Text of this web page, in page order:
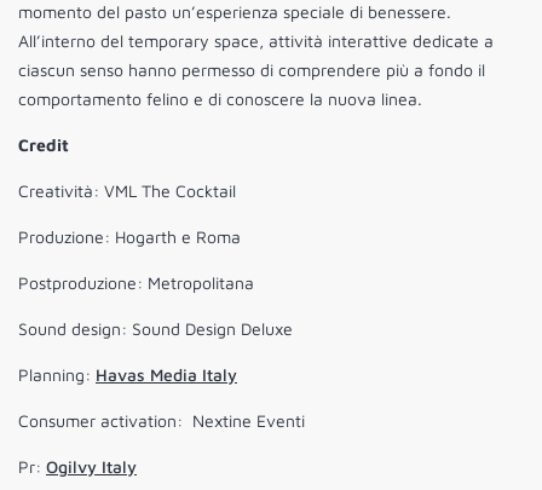
momento del pasto un’esperienza speciale di benessere.
All’interno del temporary space, attività interattive dedicate a
ciascun senso hanno permesso di comprendere più a fondo il
comportamento felino e di conoscere la nuova linea.
Credit
Creatività: VML The Cocktail
Produzione: Hogarth e Roma
Postproduzione: Metropolitana
Sound design: Sound Design Deluxe
Planning: Havas Media Italy
Consumer activation: Nextine Eventi
Pr: Ogilvy Italy